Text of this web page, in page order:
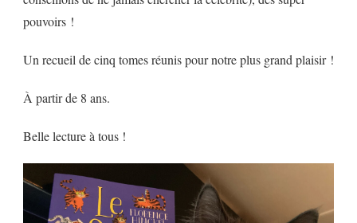
pouvoirs !
Un recueil de cinq tomes réunis pour notre plus grand plaisir !
À partir de 8 ans.
Belle lecture à tous !